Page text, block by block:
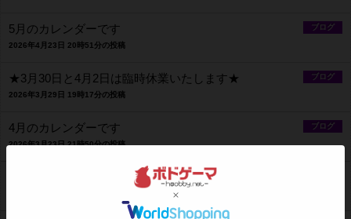
ブログ
5月のカレンダーです
2026年4月23日 20時51分の投稿
ブログ
★3月30日と4月2日は臨時休業いたします★
2026年3月29日 19時17分の投稿
ブログ
4月のカレンダーです
2026年3月23日 21時50分の投稿